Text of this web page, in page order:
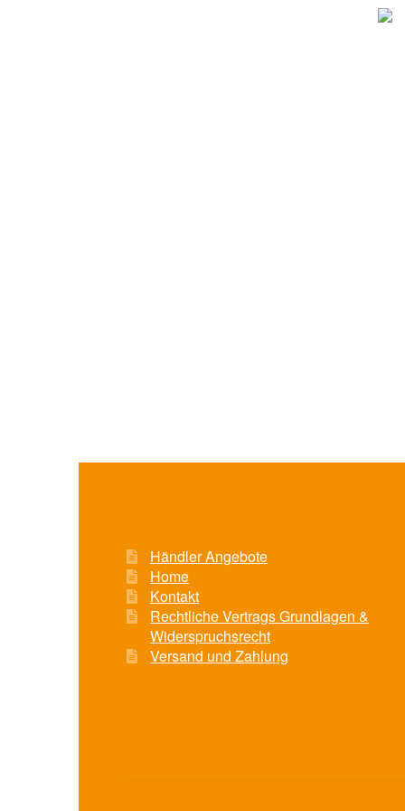
Händler Angebote
Home
Kontakt
Rechtliche Vertrags Grundlagen &
Widerspruchsrecht
Versand und Zahlung